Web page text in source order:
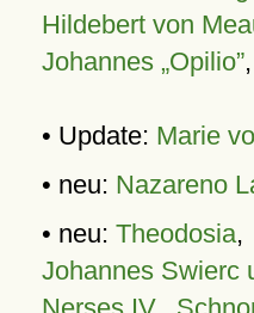
Hildebert von
Johannes „Opilio”,
• Update: Marie
• neu: Nazareno
• neu: Theodosia,
Johannes Swierc